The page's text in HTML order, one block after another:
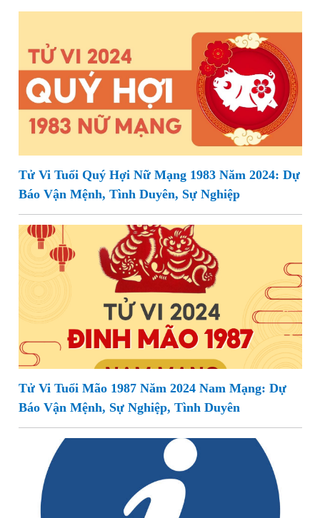
Tử Vi Tuổi Quý Hợi Nữ Mạng 1983 Năm 2024: Dự
Báo Vận Mệnh, Tình Duyên, Sự Nghiệp
Tử Vi Tuổi Mão 1987 Năm 2024 Nam Mạng: Dự
Báo Vận Mệnh, Sự Nghiệp, Tình Duyên